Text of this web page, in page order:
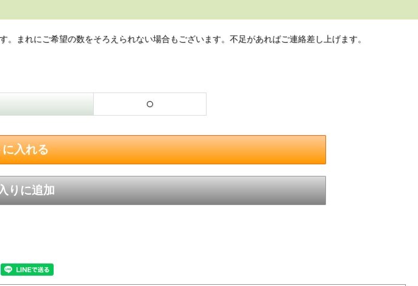
まれにご希望の数をそろえられない場合もございます。不足があればご連絡差し上げます。
○